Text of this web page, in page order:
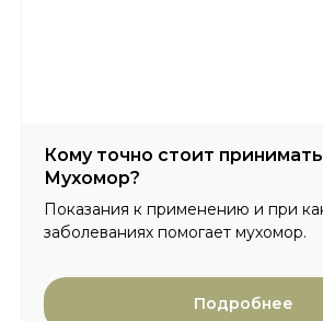
Кому точно стоит
Мухомор?
Показания к применению и при
заболеваниях помогает мухомор.
Подробнее